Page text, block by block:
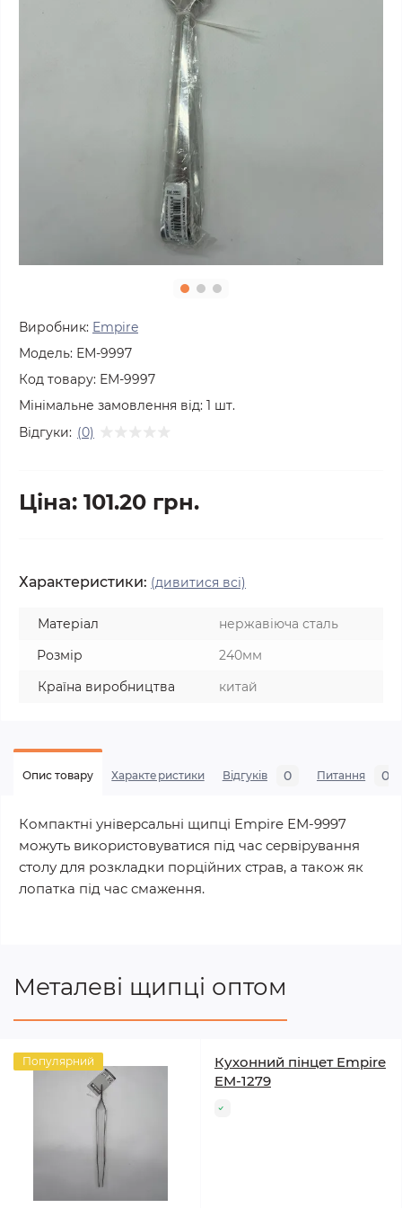
Виробник: Empire
Модель: ЕМ-9997
Код товару: ЕМ-9997
Мінімальне замовлення від: 1 шт.
Відгуки: (0)
Ціна: 101.20 грн.
Характеристики: (дивитися всі)
Матеріал
нержавіюча сталь
Розмір
240мм
Країна виробництва
китай
Опис товару Характеристики Відгуків 0 Питання 0
Компактні універсальні щипці Empire ЕМ-9997
можуть використовуватися під час сервірування
столу для розкладки порційних страв, а також як
лопатка під час смаження.
Металеві щипці оптом
Популярний
Кухонний пінцет Empire
EM-1279